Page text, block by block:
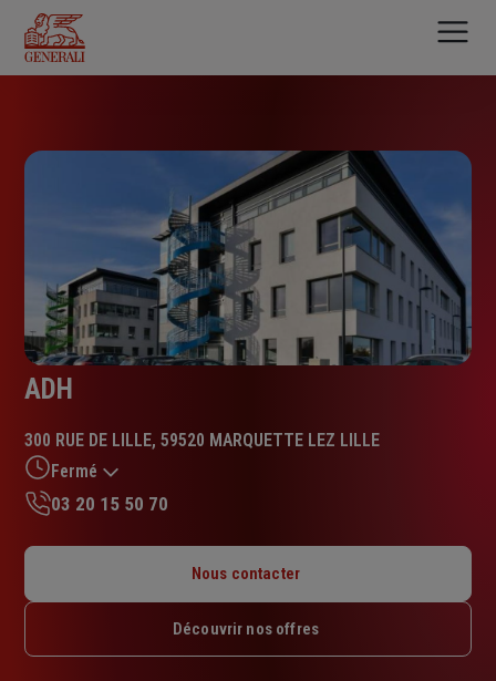
contenu
principal
ADH
300 RUE DE LILLE, 59520 MARQUETTE LEZ LILLE
Fermé
Mardi : 09h – 12h / 14h – 18h
Jeudi : 09h – 12h / 14h – 18h
03 20 15 50 70
Nous contacter
Découvrir nos offres